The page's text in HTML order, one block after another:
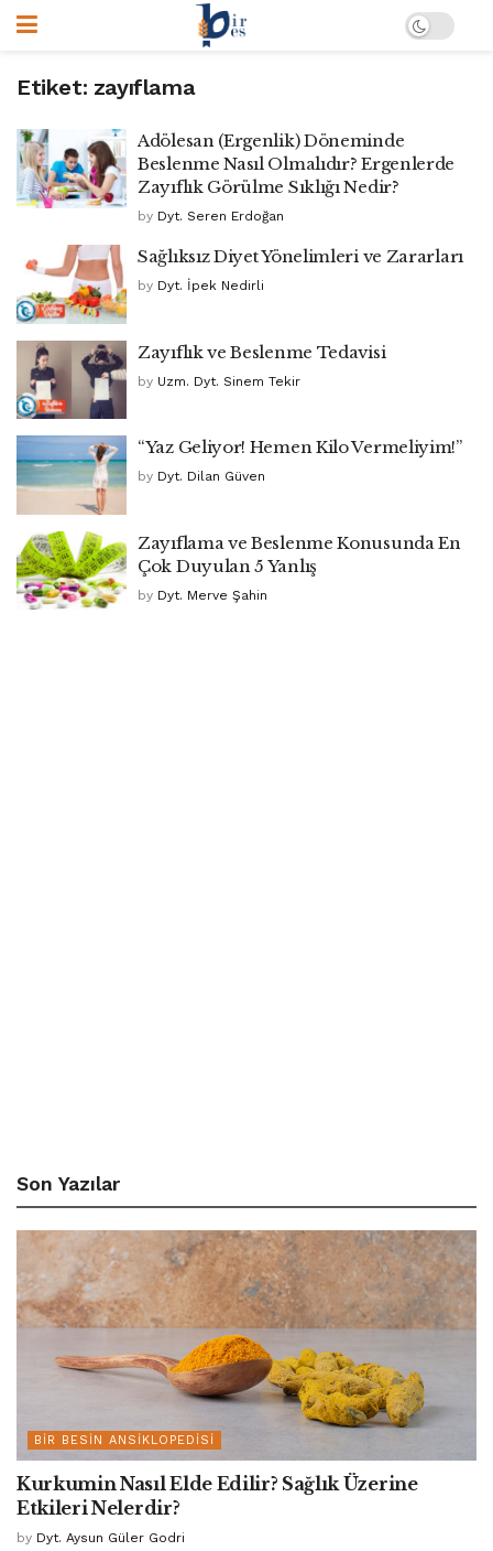
Etiket: zayıflama
Adölesan (Ergenlik) Döneminde
Beslenme Nasıl Olmalıdır? Ergenlerde
Zayıflık Görülme Sıklığı Nedir?
by Dyt. Seren Erdoğan
Sağlıksız Diyet Yönelimleri ve Zararları
by Dyt. İpek Nedirli
Zayıflık ve Beslenme Tedavisi
by Uzm. Dyt. Sinem Tekir
“Yaz Geliyor! Hemen Kilo Vermeliyim!”
by Dyt. Dilan Güven
Zayıflama ve Beslenme Konusunda En
Çok Duyulan 5 Yanlış
by Dyt. Merve Şahin
Son Yazılar
BIR BESIN ANSIKLOPEDISI
Kurkumin Nasıl Elde Edilir? Sağlık Üzerine
Etkileri Nelerdir?
by Dyt. Aysun Güler Godri